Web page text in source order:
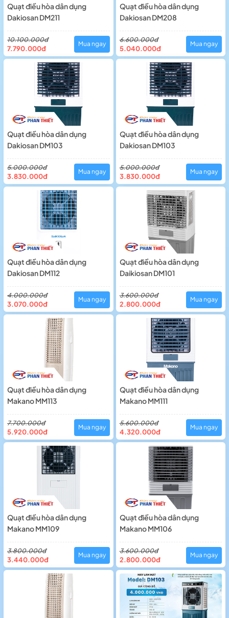
Quạt điều hòa dân dụng
Dakiosan DM211
Mua ngay
10.100.000đ
7.790.000đ
Quạt điều hòa dân dụng
Dakiosan DM208
Mua ngay
6.600.000đ
5.040.000đ
Quạt điều hòa dân dụng
Dakiosan DM103
Mua ngay
5.000.000đ
3.830.000đ
Quạt điều hòa dân dụng
Dakiosan DM103
Mua ngay
5.000.000đ
3.830.000đ
Quạt điều hòa dân dụng
Dakiosan DM112
Mua ngay
4.000.000đ
3.070.000đ
Quạt điều hòa dân dụng
Daikiosan DM101
Mua ngay
3.600.000đ
2.800.000đ
Quạt điều hòa dân dụng
Makano MM113
Mua ngay
7.700.000đ
5.920.000đ
Quạt điều hòa dân dụng
Makano MM111
Mua ngay
5.600.000đ
4.320.000đ
Quạt điều hòa dân dụng
Makano MM109
Mua ngay
3.800.000đ
3.440.000đ
Quạt điều hòa dân dụng
Makano MM106
Mua ngay
3.600.000đ
2.800.000đ